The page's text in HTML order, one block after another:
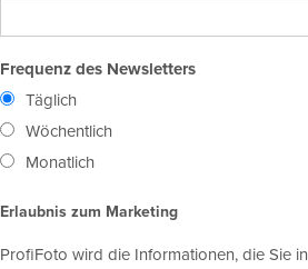
Frequenz des Newsletters
Täglich
Wöchentlich
Monatlich
Erlaubnis zum Marketing
ProfiFoto wird die Informationen, die Sie in